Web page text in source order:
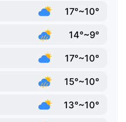
17°~10°
14°~9°
17°~10°
15°~10°
13°~10°